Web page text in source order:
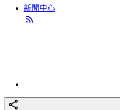
新聞中心